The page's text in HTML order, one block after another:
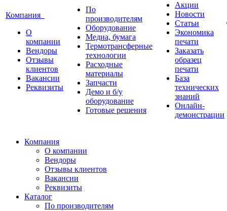
Компания
О
компании
Вендоры
Отзывы
клиентов
Вакансии
Реквизиты
По
производителям
Оборудование
Медиа, бумага
Термотрансферные
технологии
Расходные
материалы
Запчасти
Демо и б/у
оборудование
Готовые решения
Акции
Новости
Статьи
Экономика
печати
Заказать
образец
печати
База
технических
знаний
Онлайн-
демонстрации
Компания
О компании
Вендоры
Отзывы клиентов
Вакансии
Реквизиты
Каталог
По производителям